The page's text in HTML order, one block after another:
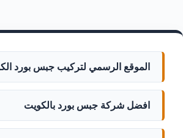
الموقع الرسمي لتركيب جبس بورد
افضل شركة جبس بورد بالكويت